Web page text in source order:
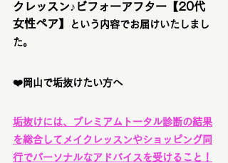
クレッスン♪ビフォーアフター【20代
女性ペア】
という内容でお届けいたしまし
た。
❤️岡山で垢抜けたい方へ
垢抜けには、プレミアムトータル診断の結果
を総合してメイクレッスンやショッピング同
行でパーソナルなアドバイスを受けること！